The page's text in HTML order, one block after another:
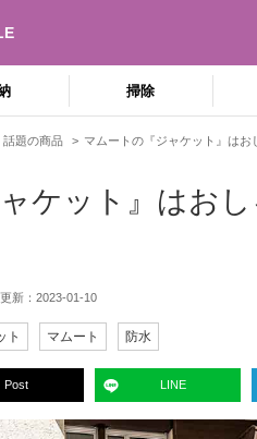
掃除
話題の商品 マムートの『ジャケット』は
ケット』はお
新： 2023-01-10
ト マムート 防水
Post LINE